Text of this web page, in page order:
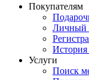
Покупателям
Личный
История
Услуги
Поиск